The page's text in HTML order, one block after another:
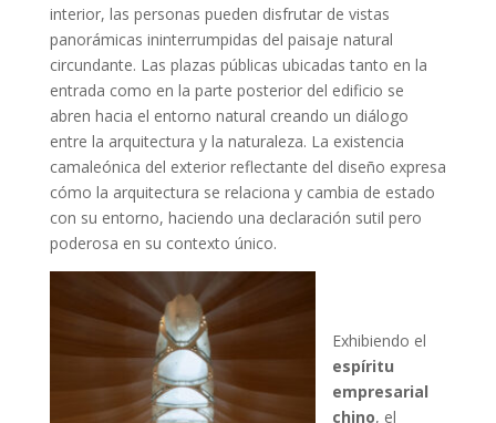
interior, las personas pueden disfrutar de vistas
panorámicas ininterrumpidas del paisaje natural
circundante. Las plazas públicas ubicadas tanto en la
entrada como en la parte posterior del edificio se
abren hacia el entorno natural creando un diálogo
entre la arquitectura y la naturaleza. La existencia
camaleónica del exterior reflectante del diseño expresa
cómo la arquitectura se relaciona y cambia de estado
con su entorno, haciendo una declaración sutil pero
poderosa en su contexto único.
Exhibiendo el
espíritu
empresarial
chino, el